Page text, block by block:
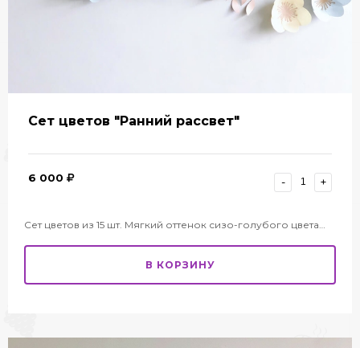
Сет цветов "Ранний рассвет"
6 000 - +
Сет цветов из 15 шт. Мягкий оттенок сизо-голубого цвета…
В КОРЗИНУ